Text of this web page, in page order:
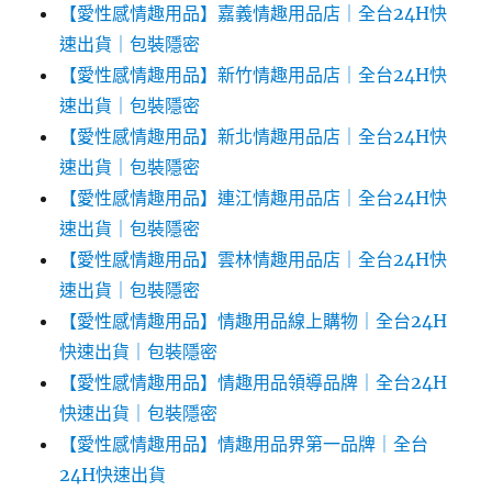
【愛性感情趣用品】嘉義情趣用品店｜全台24H快
速出貨｜包裝隱密
【愛性感情趣用品】新竹情趣用品店｜全台24H快
速出貨｜包裝隱密
【愛性感情趣用品】新北情趣用品店｜全台24H快
速出貨｜包裝隱密
【愛性感情趣用品】連江情趣用品店｜全台24H快
速出貨｜包裝隱密
【愛性感情趣用品】雲林情趣用品店｜全台24H快
速出貨｜包裝隱密
【愛性感情趣用品】情趣用品線上購物｜全台24H
快速出貨｜包裝隱密
【愛性感情趣用品】情趣用品領導品牌｜全台24H
快速出貨｜包裝隱密
【愛性感情趣用品】情趣用品界第一品牌｜全台
24H快速出貨